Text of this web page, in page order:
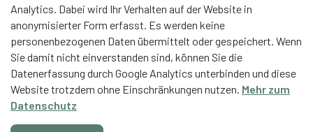
Analytics. Dabei wird Ihr Verhalten auf der Website in
anonymisierter Form erfasst. Es werden keine
personenbezogenen Daten übermittelt oder gespeichert. Wenn
Sie damit nicht einverstanden sind, können Sie die
Datenerfassung durch Google Analytics unterbinden und diese
Website trotzdem ohne Einschränkungen nutzen. Mehr zum
Datenschutz
Contentpartner
Eidgenössische Hochschule für Sport Magglingen
EHSM